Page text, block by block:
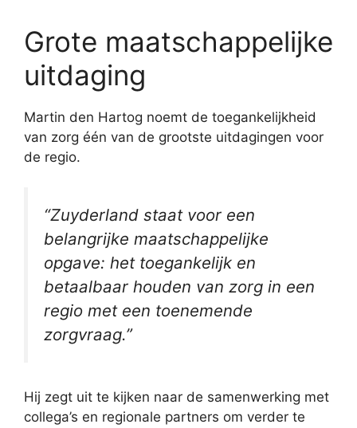
Grote maatschappelijke
uitdaging
Martin den Hartog noemt de toegankelijkheid
van zorg één van de grootste uitdagingen voor
de regio.
“Zuyderland staat voor een
belangrijke maatschappelijke
opgave: het toegankelijk en
betaalbaar houden van zorg in een
regio met een toenemende
zorgvraag.”
Hij zegt uit te kijken naar de samenwerking met
collega’s en regionale partners om verder te